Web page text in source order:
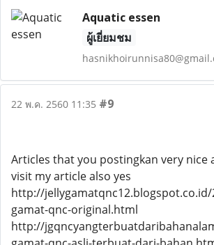
Aquatic essen
ผู้เยี่ยมชม
22 พ.ค. 2560 11:35 #9
Articles that you postingkan very nice
visit my article also yes
http://
gamat-qnc-original.html
http://